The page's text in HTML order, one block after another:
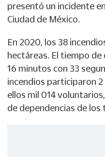
presentó un incidente
Ciudad de México.
En 2020, los 38
hectáreas. El tiempo
16 minutos con 33
incendios participaron
ellos mil 014
de dependencias de